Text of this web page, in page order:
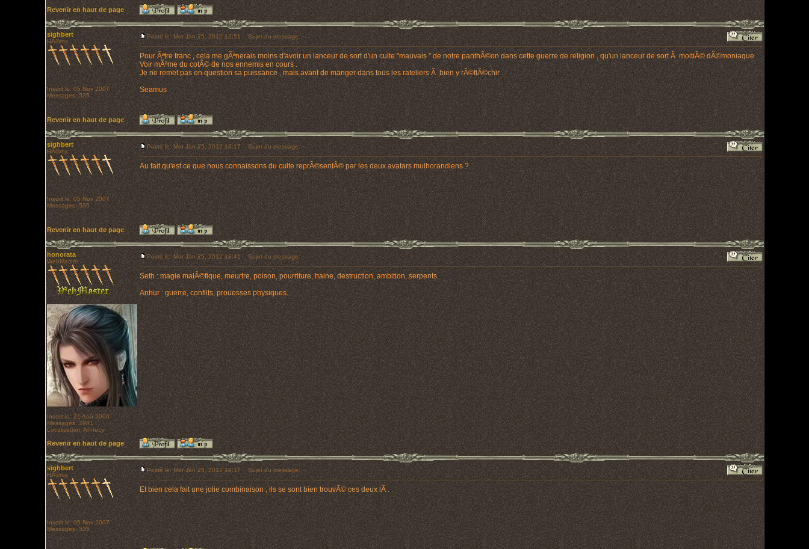
Revenir en haut de page
sighbert
HÃ©ros
Inscrit le: 05 Nov 2007
Messages: 535
Posté le: Mer Jan 25, 2012 12:51 Sujet du message:
Pour Ãªtre franc , cela me gÃªnerais moins d'avoir un lanceur de sort d'un culte "mauvais " de notre panthÃ©on dans cette guerre de religion , qu'un lanceur de sort Ã moitiÃ© dÃ©moniaque .
Voir mÃªme du cotÃ© de nos ennemis en cours .
Je ne remet pas en question sa puissance , mais avant de manger dans tous les rateliers Ã bien y rÃ©flÃ©chir .
Seamus
Revenir en haut de page
sighbert
HÃ©ros
Inscrit le: 05 Nov 2007
Messages: 535
Posté le: Mer Jan 25, 2012 18:17 Sujet du message:
Au fait qu'est ce que nous connaissons du culte reprÃ©sentÃ© par les deux avatars mulhorandiens ?
Revenir en haut de page
honorata
WebMaster
Inscrit le: 21 Aoû 2006
Messages: 2981
Localisation: Annecy
Posté le: Mer Jan 25, 2012 18:41 Sujet du message:
Seth : magie malÃ©fique, meurtre, poison, pourriture, haine, destruction, ambition, serpents.
Anhur : guerre, conflits, prouesses physiques.
Revenir en haut de page
sighbert
HÃ©ros
Inscrit le: 05 Nov 2007
Messages: 535
Posté le: Mer Jan 25, 2012 19:17 Sujet du message:
Et bien cela fait une jolie combinaison , ils se sont bien trouvÃ© ces deux lÃ .